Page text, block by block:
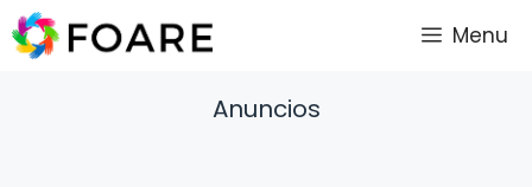
Saltar
al
Menu
Anuncios